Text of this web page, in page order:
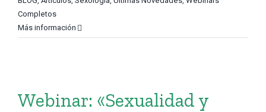
Completos
Más información
Webinar: «Sexualidad y